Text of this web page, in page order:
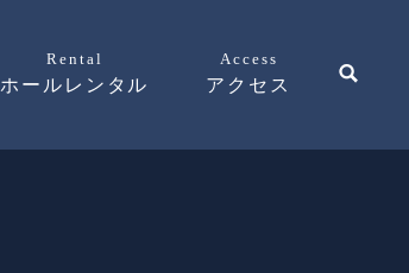
Rental
ホールレンタル
Access
アクセス